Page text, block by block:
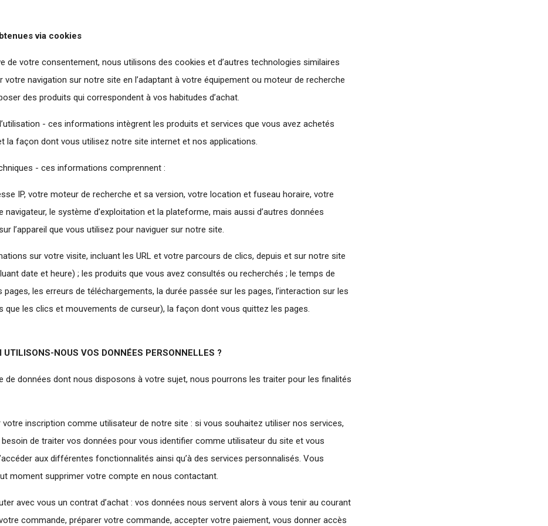
via cookies
de votre consentement, nous utilisons des cookies et d’autres technologies similaires
votre navigation sur notre site en l’adaptant à votre équipement ou moteur de recherche
des produits qui correspondent à vos habitudes d’achat.
- ces informations intègrent les produits et services que vous avez achetés
la façon dont vous utilisez notre site internet et nos applications.
- ces informations comprennent :
IP, votre moteur de recherche et sa version, votre location et fuseau horaire, votre
navigateur, le système d’exploitation et la plateforme, mais aussi d’autres données
l’appareil que vous utilisez pour naviguer sur notre site.
sur votre visite, incluant les URL et votre parcours de clics, depuis et sur notre site
date et heure) ; les produits que vous avez consultés ou recherchés ; le temps de
pages, les erreurs de téléchargements, la durée passée sur les pages, l’interaction sur les
que les clics et mouvements de curseur), la façon dont vous quittez les pages.
UTILISONS-NOUS VOS DONNÉES PERSONNELLES ?
de données dont nous disposons à votre sujet, nous pourrons les traiter pour les finalités
votre inscription comme utilisateur de notre site : si vous souhaitez utiliser nos services,
de traiter vos données pour vous identifier comme utilisateur du site et vous
aux différentes fonctionnalités ainsi qu’à des services personnalisés. Vous
moment supprimer votre compte en nous contactant.
avec vous un contrat d’achat : vos données nous servent alors à vous tenir au courant
commande, préparer votre commande, accepter votre paiement, vous donner accès